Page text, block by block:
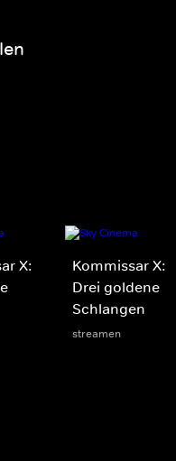
X:
Kommissar X:
Drei goldene
Schlangen
streamen